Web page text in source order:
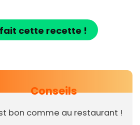
cette recette !
Conseils
bon comme au restaurant !